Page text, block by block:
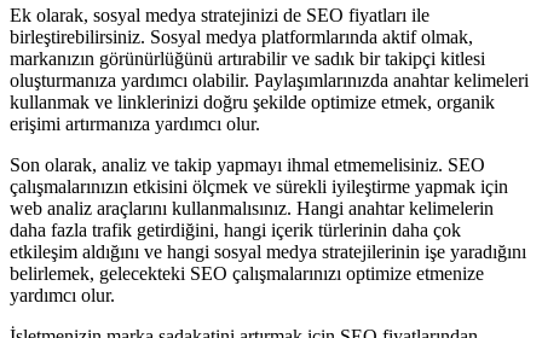
Ek olarak, sosyal medya stratejinizi de SEO fiyatları ile
birleştirebilirsiniz. Sosyal medya platformlarında aktif olmak,
markanızın görünürlüğünü artırabilir ve sadık bir takipçi kitlesi
oluşturmanıza yardımcı olabilir. Paylaşımlarınızda anahtar kelimeleri
kullanmak ve linklerinizi doğru şekilde optimize etmek, organik
erişimi artırmanıza yardımcı olur.
Son olarak, analiz ve takip yapmayı ihmal etmemelisiniz. SEO
çalışmalarınızın etkisini ölçmek ve sürekli iyileştirme yapmak için
web analiz araçlarını kullanmalısınız. Hangi anahtar kelimelerin
daha fazla trafik getirdiğini, hangi içerik türlerinin daha çok
etkileşim aldığını ve hangi sosyal medya stratejilerinin işe yaradığını
belirlemek, gelecekteki SEO çalışmalarınızı optimize etmenize
yardımcı olur.